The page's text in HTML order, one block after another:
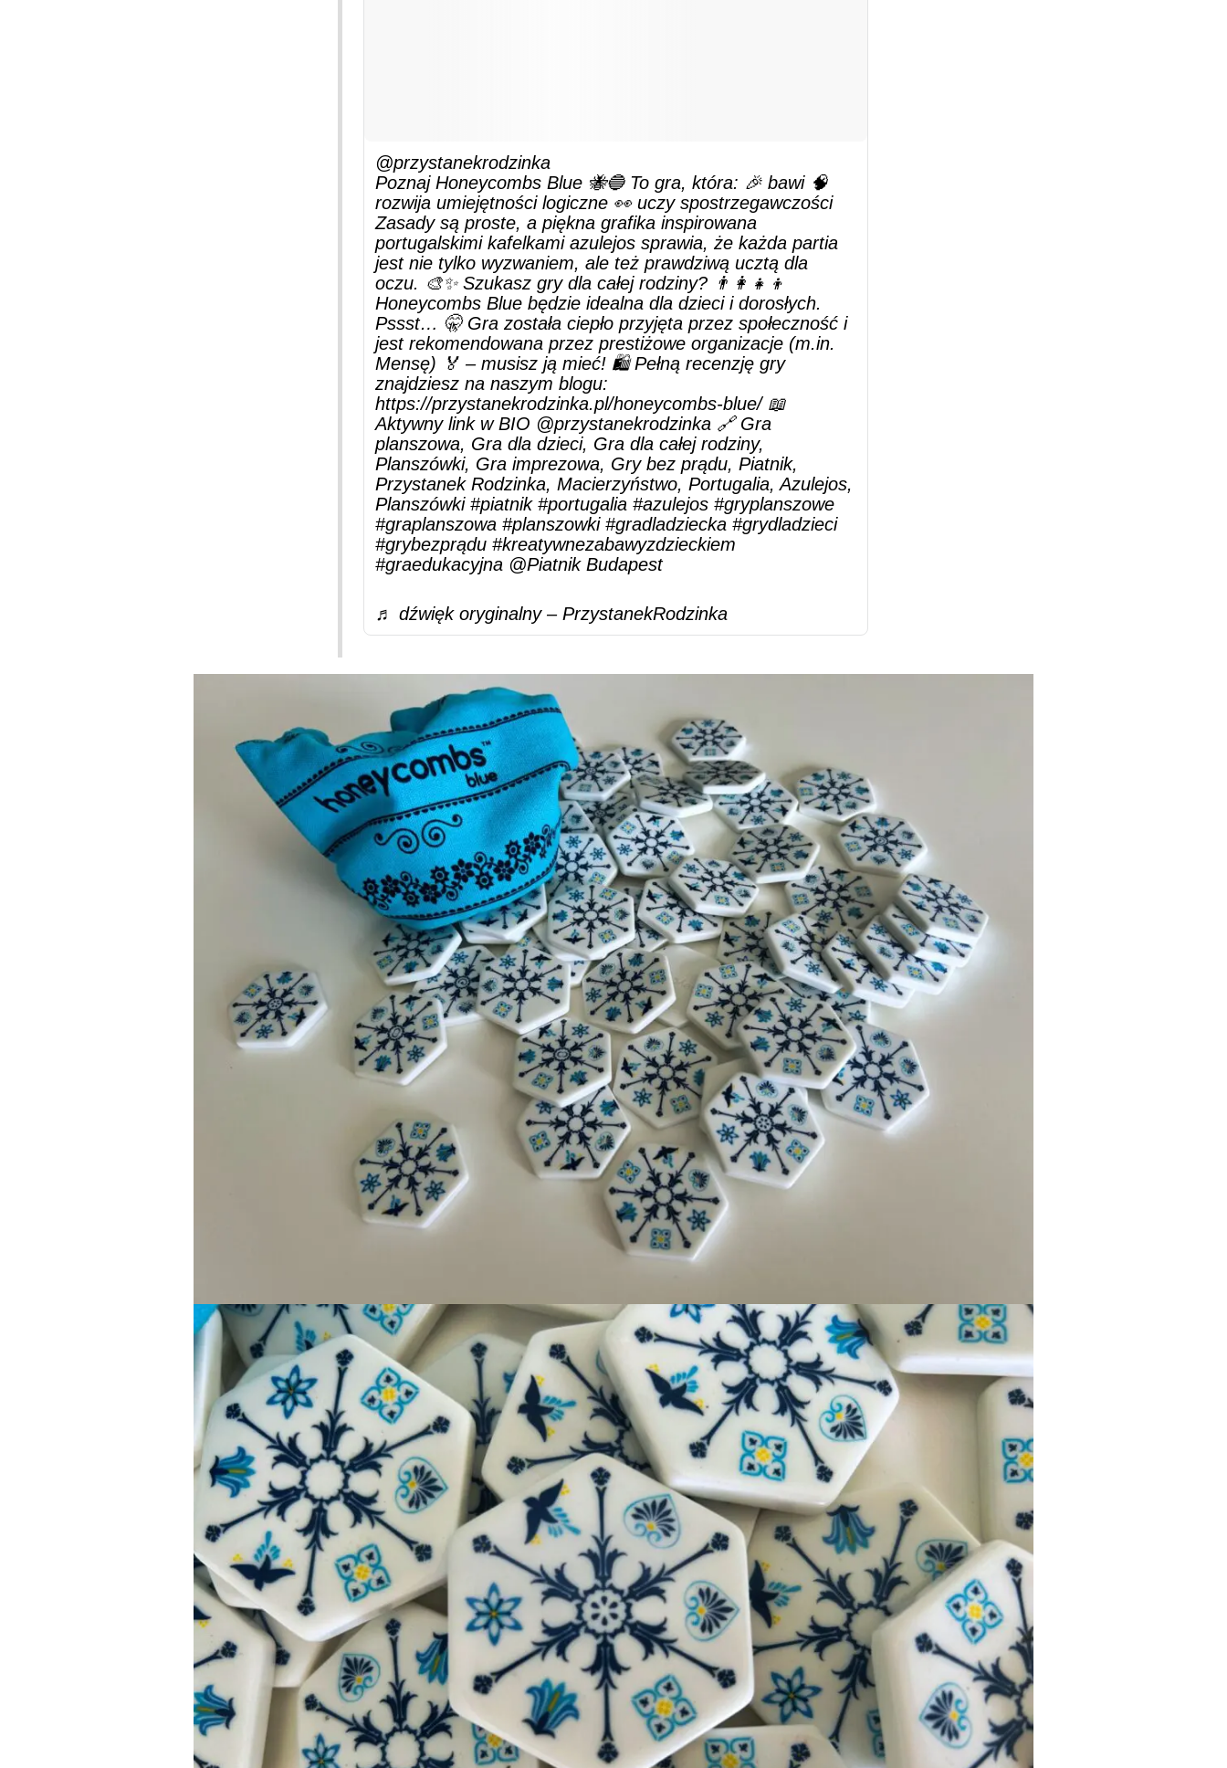
@przystanekrodzinka
Poznaj Honeycombs Blue 🐝🔵 To gra, która: 🎉 bawi 🧠
rozwija umiejętności logiczne 👀 uczy spostrzegawczości
Zasady są proste, a piękna grafika inspirowana
portugalskimi kafelkami azulejos sprawia, że każda partia
jest nie tylko wyzwaniem, ale też prawdziwą ucztą dla
oczu. 🎨✨ Szukasz gry dla całej rodziny? 👨‍👩‍👧‍👦
Honeycombs Blue będzie idealna dla dzieci i dorosłych.
Pssst… 🤫 Gra została ciepło przyjęta przez społeczność i
jest rekomendowana przez prestiżowe organizacje (m.in.
Mensę) 🏅 – musisz ją mieć! 🛍️ Pełną recenzję gry
znajdziesz na naszym blogu:
https://przystanekrodzinka.pl/honeycombs-blue/ 📖
Aktywny link w BIO @przystanekrodzinka 🔗 Gra
planszowa, Gra dla dzieci, Gra dla całej rodziny,
Planszówki, Gra imprezowa, Gry bez prądu, Piatnik,
Przystanek Rodzinka, Macierzyństwo, Portugalia, Azulejos,
Planszówki#piatnik #portugalia #azulejos #gryplanszowe
#graplanszowa #planszowki #gradladziecka #grydladzieci
#grybezprądu #kreatywnezabawyzdzieckiem
#graedukacyjna @Piatnik Budapest
♬ dźwięk oryginalny – PrzystanekRodzinka